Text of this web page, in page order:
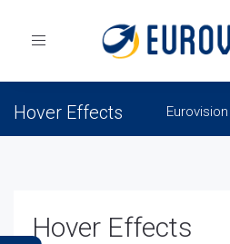
Toggle
Hover Effects Eurovision
Hover Effects